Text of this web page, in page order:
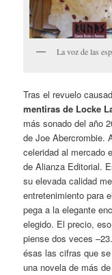
La voz de las
Tras el revuelo
mentiras de Locke
más sonado del año
de Joe Abercrombie.
celeridad al mercado
de Alianza Editorial.
su elevada calidad
entretenimiento para
pega a la elegante
elegido. El precio,
piense dos veces
ésas las cifras que
una novela de más